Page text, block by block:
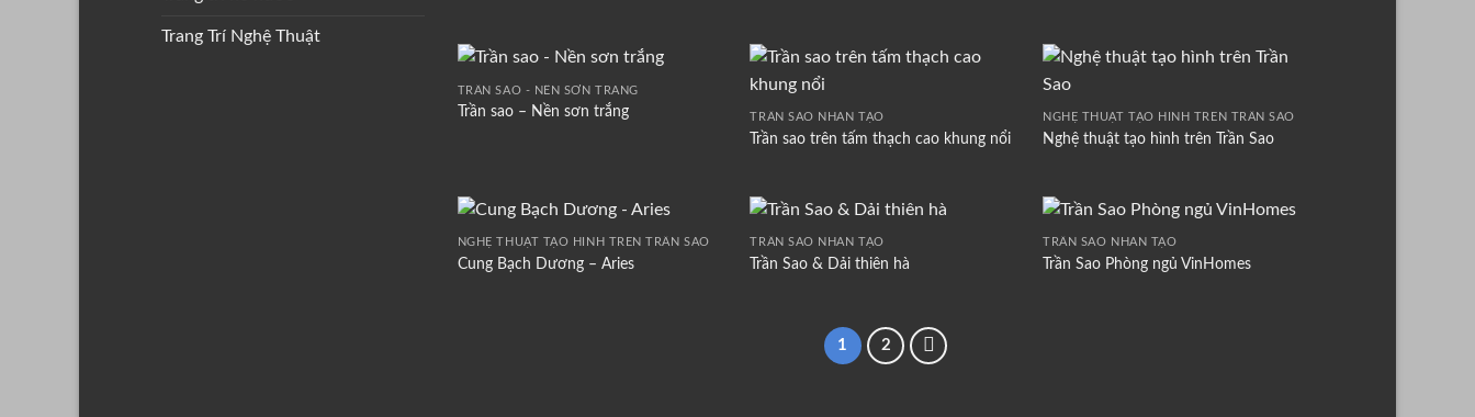
Trang Trí Nghệ Thuật
TRẦN SAO - NỀN SƠN TRẮNG
Trần sao – Nền sơn trắng TRẦN SAO NHÂN TẠO
Trần sao trên tấm thạch cao khung nổi
NGHỆ THUẬT TẠO HÌNH TRÊN TRẦN SAO
Nghệ thuật tạo hình trên Trần Sao
NGHỆ THUẬT TẠO HÌNH TRÊN TRẦN SAO
Cung Bạch Dương – Aries
TRẦN SAO NHÂN TẠO
Trần Sao & Dải thiên hà
TRẦN SAO NHÂN TẠO
Trần Sao Phòng ngủ VinHomes
1 2